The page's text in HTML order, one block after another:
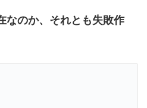
なのか、それとも失敗作